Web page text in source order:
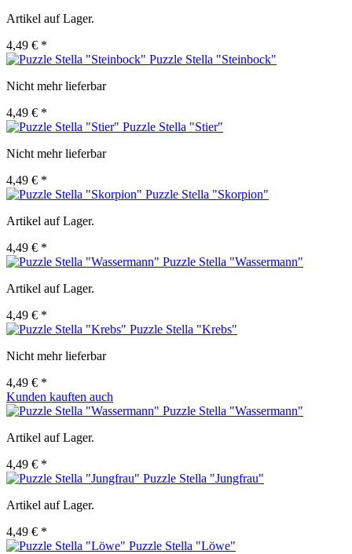
Artikel auf Lager.
4,49 € *
Puzzle Stella "Steinbock"
Nicht mehr lieferbar
4,49 € *
Puzzle Stella "Stier"
Nicht mehr lieferbar
4,49 € *
Puzzle Stella "Skorpion"
Artikel auf Lager.
4,49 € *
Puzzle Stella "Wassermann"
Artikel auf Lager.
4,49 € *
Puzzle Stella "Krebs"
Nicht mehr lieferbar
4,49 € *
Kunden kauften auch
Puzzle Stella "Wassermann"
Artikel auf Lager.
4,49 € *
Puzzle Stella "Jungfrau"
Artikel auf Lager.
4,49 € *
Puzzle Stella "Löwe"